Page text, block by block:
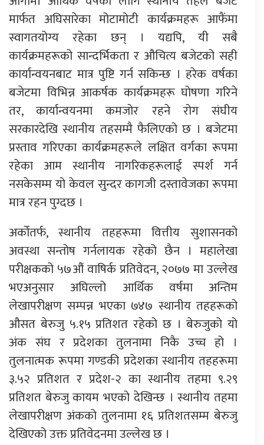
मार्फत अघिसारेका मोटामोटी कार्यक्रमहरू आफैंमा
स्वागतयोग्य रहेका छन् । यद्यपि, यी सबै
कार्यक्रमहरूको सान्दर्भिकता र औचित्य बजेटको सही
कार्यान्वयनबाट मात्र पुष्टि गर्न सकिन्छ । हरेक वर्षका
बजेटमा विभिन्न आकर्षक कार्यक्रमहरू घोषणा गरिने
तर, कार्यान्वयनमा कमजोर रहने रोग संघीय
सरकारदेखि स्थानीय तहसम्मै फैलिएको छ । बजेटमा
प्रस्ताव गरिएका कार्यक्रमहरूले लक्षित वर्गका रूपमा
रहेका आम स्थानीय नागरिकहरूलाई स्पर्श गर्न
नसकेसम्म यो केवल सुन्दर कागजी दस्तावेजका रूपमा
मात्र रहन पुग्दछ ।
अर्कोतर्फ, स्थानीय तहहरूमा वित्तीय सुशासनको
अवस्था सन्तोष गर्नलायक रहेको छैन । महालेखा
परीक्षकको ५७औं वाषिर्क प्रतिवेदन, २०७७ मा उल्लेख
भएअनुसार अघिल्लो आर्थिक वर्षमा अन्तिम
लेखापरीक्षण सम्पन्न भएका ७४७ स्थानीय तहहरूको
औसत बेरुजु ५.१५ प्रतिशत रहेको छ । बेरुजुको यो
अंक संघ र प्रदेशका तुलनामा निकै उच्च हो ।
तुलनात्मक रूपमा गण्डकी प्रदेशका स्थानीय तहहरूमा
३.५२ प्रतिशत र प्रदेश-२ का स्थानीय तहमा ९.२९
प्रतिशत बेरुजु कायम भएको देखिन्छ । स्थानीय तहमा
लेखापरीक्षण अंकको तुलनामा १६ प्रतिशतसम्म बेरुजु
देखिएको उक्त प्रतिवेदनमा उल्लेख छ ।